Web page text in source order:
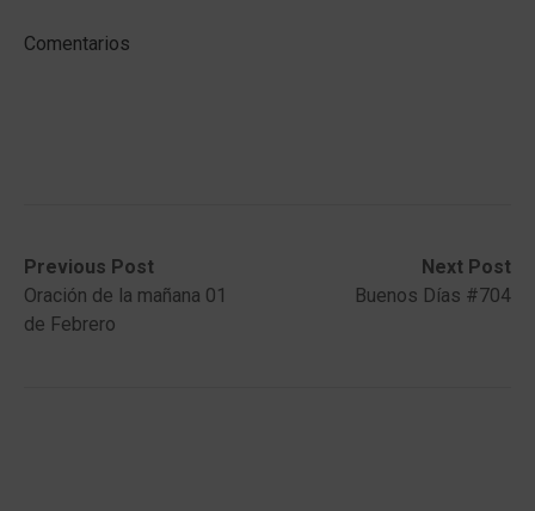
Comentarios
Post
navigation
Previous Post
Previous
post:Oración de la mañana 01
de Febrero
Next Post
Next
post:
Buenos Días #704